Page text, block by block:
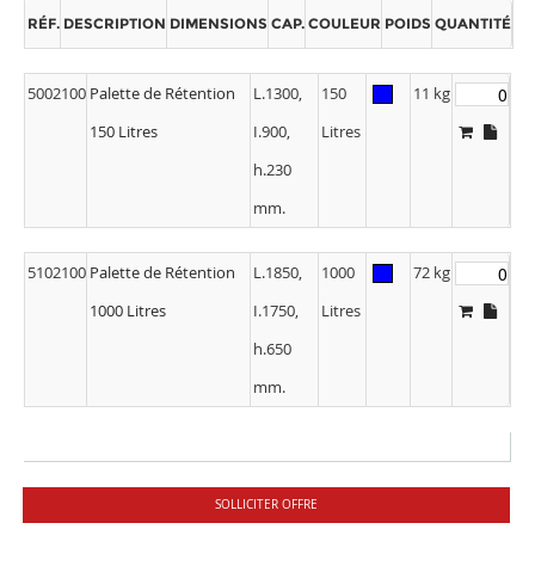
RÉF. DESCRIPTION DIMENSIONS CAP. COULEUR POIDS QUANTITÉ
5002100 Palette de Rétention
150 Litres
L.1300,
I.900,
h.230
mm.
150
Litres
11 kg
5102100 Palette de Rétention
1000 Litres
L.1850,
I.1750,
h.650
mm.
1000
Litres
72 kg
SOLLICITER OFFRE